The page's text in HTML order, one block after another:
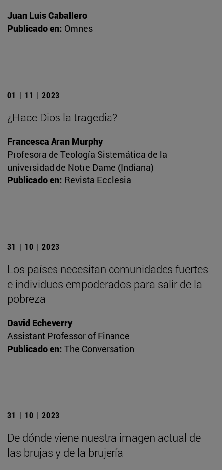
Juan Luis Caballero
Publicado en: Omnes
01 | 11 | 2023
¿Hace Dios la tragedia?
Francesca Aran Murphy
Profesora de Teología Sistemática de la
universidad de Notre Dame (Indiana)
Publicado en: Revista Ecclesia
31 | 10 | 2023
Los países necesitan comunidades fuertes
e individuos empoderados para salir de la
pobreza
David Echeverry
Assistant Professor of Finance
Publicado en: The Conversation
31 | 10 | 2023
De dónde viene nuestra imagen actual de
las brujas y de la brujería